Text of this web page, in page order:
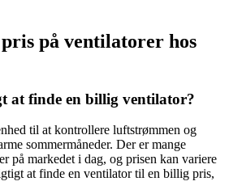
på ventilatorer hos
at finde en billig ventilator?
til at kontrollere luftstrømmen og
sommermåneder. Der er mange
på markedet i dag, og prisen kan variere
at finde en ventilator til en billig pris,